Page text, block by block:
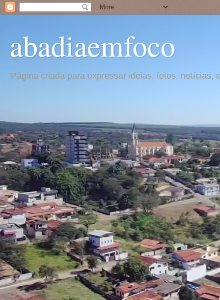
abadiaemfoco
Página criada para expressar ideias, fotos,